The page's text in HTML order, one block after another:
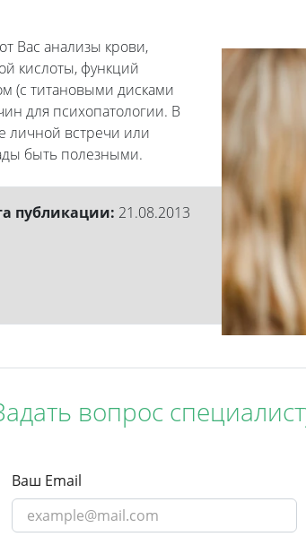
Вас анализы крови,
кислоты, функций
(с титановыми дисками
для психопатологии. В
личной встречи или
быть полезными.
публикации: 21.08.2013
вопрос
Ваш Email